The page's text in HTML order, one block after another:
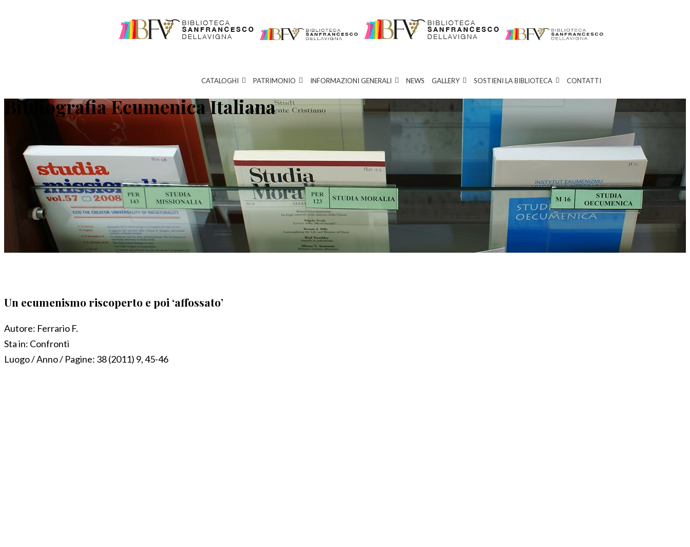
CATALOGHI PATRIMONIO INFORMAZIONI GENERALI NEWS GALLERY SOSTIENI LA BIBLIOTECA CONTATTI
Bibliografia Ecumenica Italiana
Un ecumenismo riscoperto e poi ‘affossato’
Autore: Ferrario F.
Sta in: Confronti
Luogo / Anno / Pagine: 38 (2011) 9, 45-46